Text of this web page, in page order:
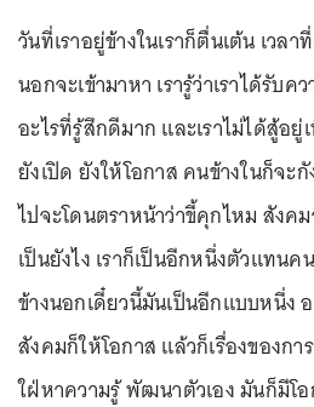
วันที่เราอยู่ข้างในเราก็ตื่นเต้น เวลา
นอกจะเข้ามาหา เรารู้ว่าเราได้รับ
อะไรที่รู้สึกดีมาก และเราไม่ได้สู้อ
ยังเปิด ยังให้โอกาส คนข้างในก็จะ
ไปจะโดนตราหน้าว่าขี้คุกไหม สังค
เป็นยังไง เราก็เป็นอีกหนึ่งตัวแทนค
ข้างนอกเดี๋ยวนี้มันเป็นอีกแบบหนึ่ง
สังคมก็ให้โอกาส แล้วก็เรื่องของกา
ใฝ่หาความรู้ พัฒนาตัวเอง มันก็มีโ